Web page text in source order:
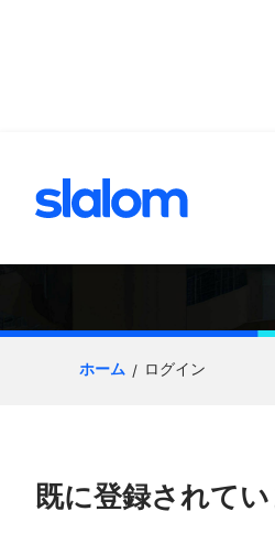
応募プロ
ホーム ログイン
既に登録されて